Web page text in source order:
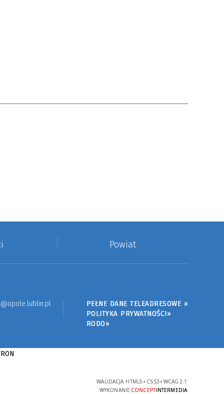
Powiat
PEŁNE DANE TELEADRESOWE »
POLITYKA PRYWATNOŚCI»
RODO»
WALIDACJA: HTML5+ CSS3+WCAG 2.1
WYKONANIE CONCEPTINTERMEDIA